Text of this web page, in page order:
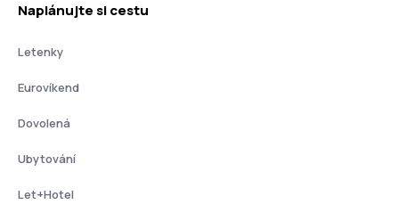
Naplánujte si cestu
Letenky
Eurovíkend
Dovolená
Ubytování
Let+Hotel